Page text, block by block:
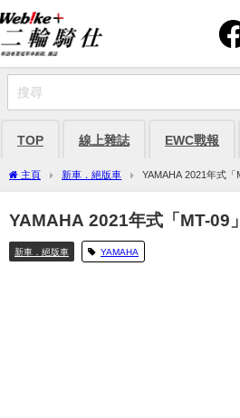
TOP 線上雜誌 EWC戰報
主頁 新車．絕版車 YAMAHA 2021年式「
YAMAHA 2021年式「MT-09
新車．絕版車 YAMAHA